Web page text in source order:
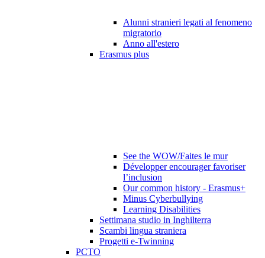
Alunni stranieri legati al fenomeno
migratorio
Anno all'estero
Erasmus plus
See the WOW/Faites le mur
Développer encourager favoriser
l’inclusion
Our common history - Erasmus+
Minus Cyberbullying
Learning Disabilities
Settimana studio in Inghilterra
Scambi lingua straniera
Progetti e-Twinning
PCTO